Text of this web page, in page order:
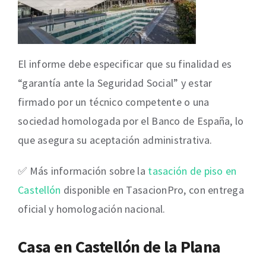
El informe debe especificar que su finalidad es
“garantía ante la Seguridad Social” y estar
firmado por un técnico competente o una
sociedad homologada por el Banco de España, lo
que asegura su aceptación administrativa.
✅ Más información sobre la tasación de piso en
Castellón disponible en TasacionPro, con entrega
oficial y homologación nacional.
Casa en Castellón de la Plana